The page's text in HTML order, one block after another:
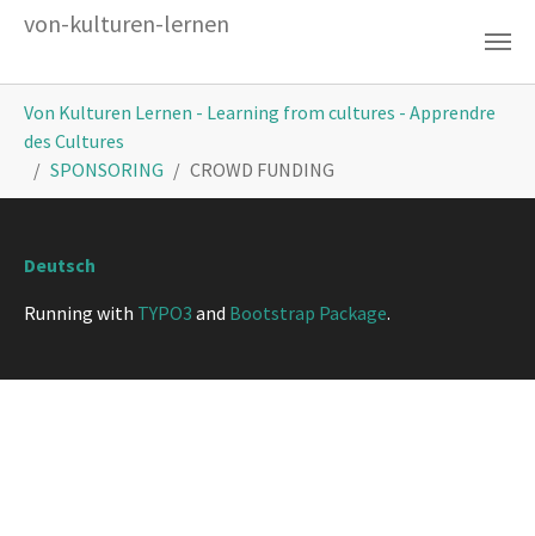
Zum Hauptinhalt springen
von-kulturen-lernen
Von Kulturen Lernen - Learning from cultures - Apprendre
des Cultures
SPONSORING
CROWD FUNDING
Deutsch
Running with TYPO3 and Bootstrap Package.